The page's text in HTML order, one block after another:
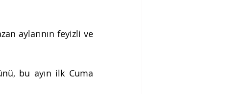
aylarının feyizli ve
bu ayın ilk Cuma